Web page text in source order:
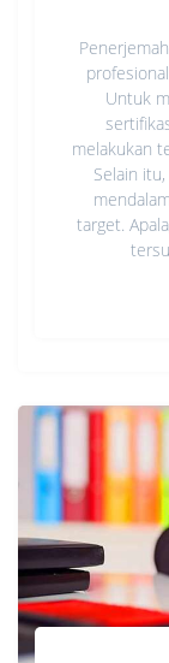
Untuk
melakukan
Selain
target.